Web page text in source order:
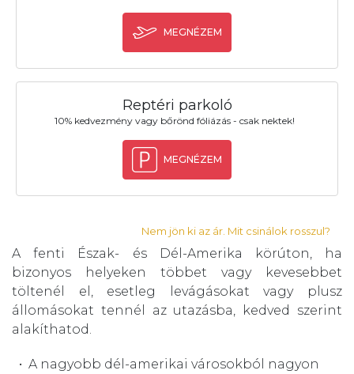
MEGNÉZEM
Reptéri parkoló
10% kedvezmény vagy bőrönd fóliázás - csak nektek!
MEGNÉZEM
Nem jön ki az ár. Mit csinálok rosszul?
A fenti Észak- és Dél-Amerika körúton, ha
bizonyos helyeken többet vagy kevesebbet
töltenél el, esetleg levágásokat vagy plusz
állomásokat tennél az utazásba, kedved szerint
alakíthatod.
A nagyobb dél-amerikai városokból nagyon